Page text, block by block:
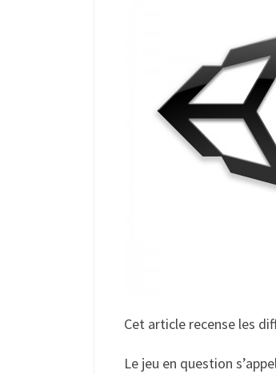
Cet article recense les
Le jeu en question